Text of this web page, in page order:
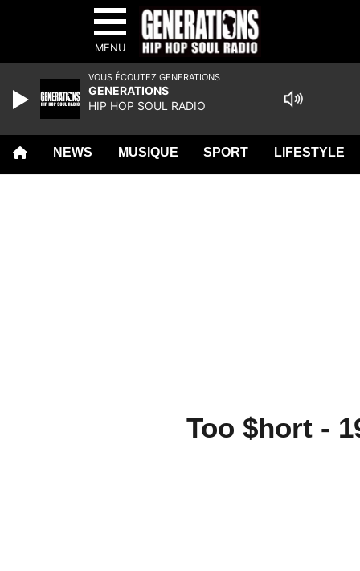
MENU
NEWS MUSIQUE SPORT LIFESTYLE
Too $hort -
VOUS ÉCOUTEZ GENERATIONS
GENERATIONS
HIP HOP SOUL RADIO